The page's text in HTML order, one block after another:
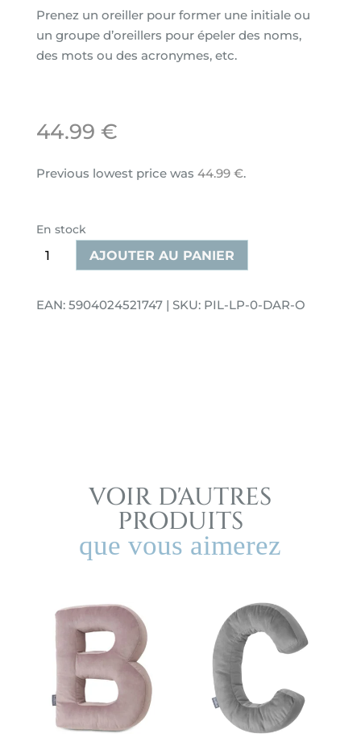
Prenez un oreiller pour former une initiale ou
un groupe d’oreillers pour épeler des noms,
des mots ou des acronymes, etc.
44.99 €
Previous lowest price was 44.99 €.
En stock
quantité
décoratif
AJOUTER AU PANIER
EAN: 5904024521747 | SKU: PIL-LP-0-DAR-O
VOIR D'AUTRES
PRODUITS
que vous aimerez